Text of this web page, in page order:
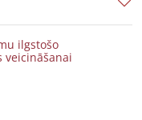
ilgstošo